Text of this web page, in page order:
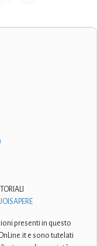
presenti in questo
e sono tutelati